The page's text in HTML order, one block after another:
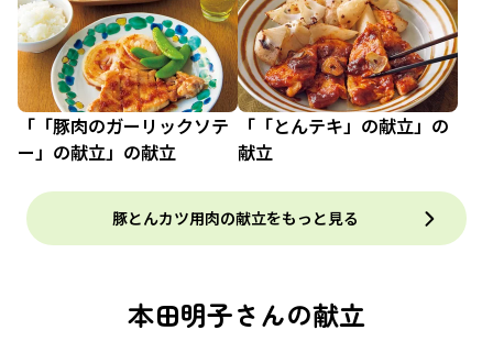
「「豚肉のガーリックソテ
ー」の献立」の献立
「「とんテキ」の献立」の
献立
豚とんカツ用肉の献立をもっと見る
本田明子さんの献立